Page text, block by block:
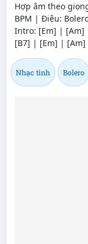
Hợp âm theo
BPM | Điệu:
Intro: [Em] |
[B7] | [Em] | [Am]
Nhạc tình Bolero